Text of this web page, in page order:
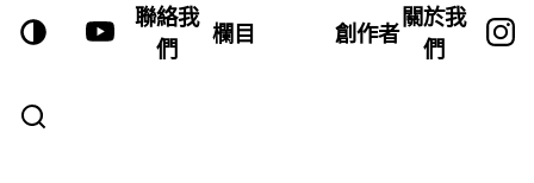
聯絡我
們
欄目 創作者
關於我
們